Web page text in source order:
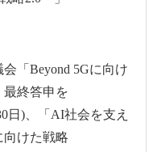
Beyond 5Gに向け
最終答申を
)、「AI社会を支え
向けた戦略